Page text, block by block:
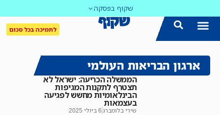
שקוף בפסקה
לתמיכה בכל סכום
ארגון הבריאות העולמי
הממשלה הכריעה: ישראל לא
תצטרף לתקנות המגיפות
הבינלאומיות מחשש לפגיעה
בעצמאות
שירי בלומברג6 ביולי 2025